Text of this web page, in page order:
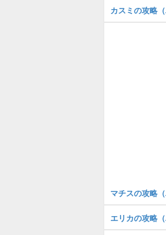
カスミの攻略
マチスの攻略
エリカの攻略